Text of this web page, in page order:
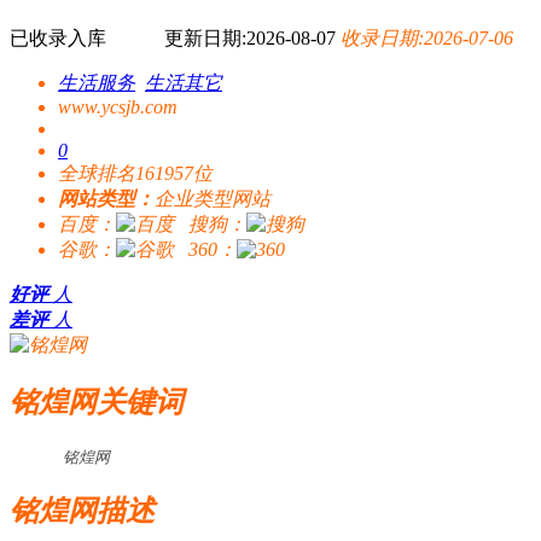
已收录入库 更新日期:2026-08-07 收录日期:2026-07-06
生活服务 生活其它
www.ycsjb.com
0
全球排名161957位
网站类型： 企业类型网站
百度：
搜狗：
谷歌：
360：
好评 人
差评 人
铭煌网关键词
铭煌网
铭煌网描述